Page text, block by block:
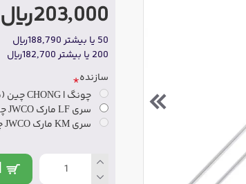
203,000ریال
50 یا بیشتر 188,790ریال
200 یا بیشتر 182,700ریال
سازنده
چونگ | CHONG چین (موجود شد خبرم کن)
سری LF مارک JWCO چین
سری KM مارک JWCO چین (موجود شد خبرم کن)